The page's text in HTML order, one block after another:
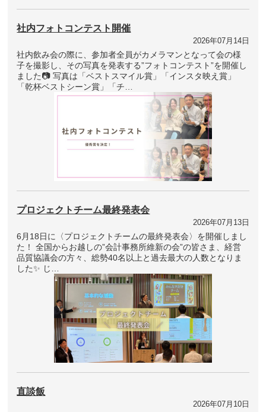
社内フォトコンテスト開催
2026年07月14日
社内飲み会の際に、参加者全員がカメラマンとなって会の様
子を撮影し、その写真を発表する”フォトコンテスト”を開催し
ました📷 写真は「ベストスマイル賞」「インスタ映え賞」
「乾杯ベストシーン賞」「チ…
プロジェクトチーム最終発表会
2026年07月13日
6月18日に〈プロジェクトチームの最終発表会〉を開催しまし
た！ 全国からお越しの”会計事務所維新の会”の皆さま、経営
品質協議会の方々、総勢40名以上と過去最大の人数となりま
した✨ じ…
直談飯
2026年07月10日